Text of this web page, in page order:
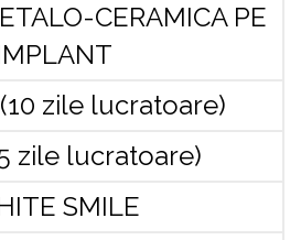
CERAMICA PE
zile lucratoare)
zile lucratoare)
SMILE